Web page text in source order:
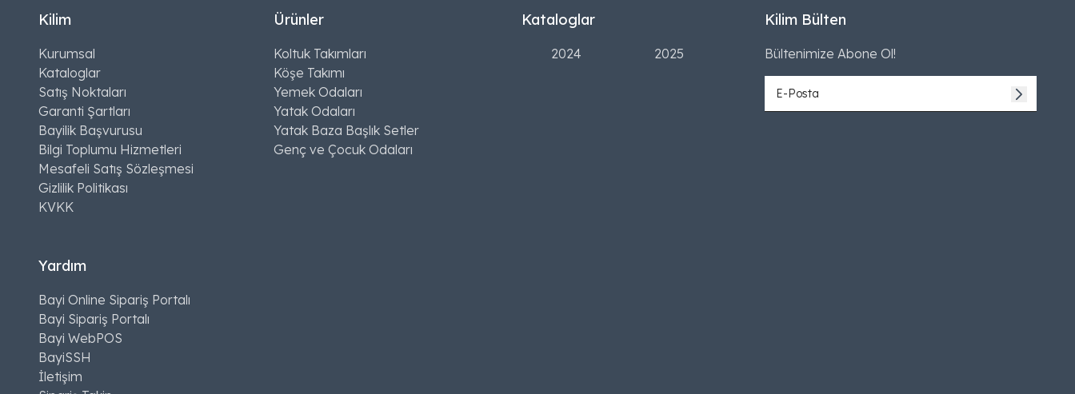
Kilim
Kurumsal
Kataloglar
Satış Noktaları
Garanti Şartları
Bayilik Başvurusu
Bilgi Toplumu Hizmetleri
Mesafeli Satış Sözleşmesi
Gizlilik Politikası
KVKK
Ürünler
Koltuk Takımları
Köşe Takımı
Yemek Odaları
Yatak Odaları
Yatak Baza Başlık Setler
Genç ve Çocuk Odaları
Yardım
Bayi Online Sipariş Portalı
Bayi Sipariş Portalı
Bayi WebPOS
BayiSSH
İletişim
Kataloglar
2024 2025
Kilim Bülten
Bültenimize Abone Ol!